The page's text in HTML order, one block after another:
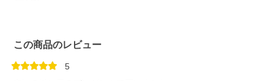
この商品のレビュー
5